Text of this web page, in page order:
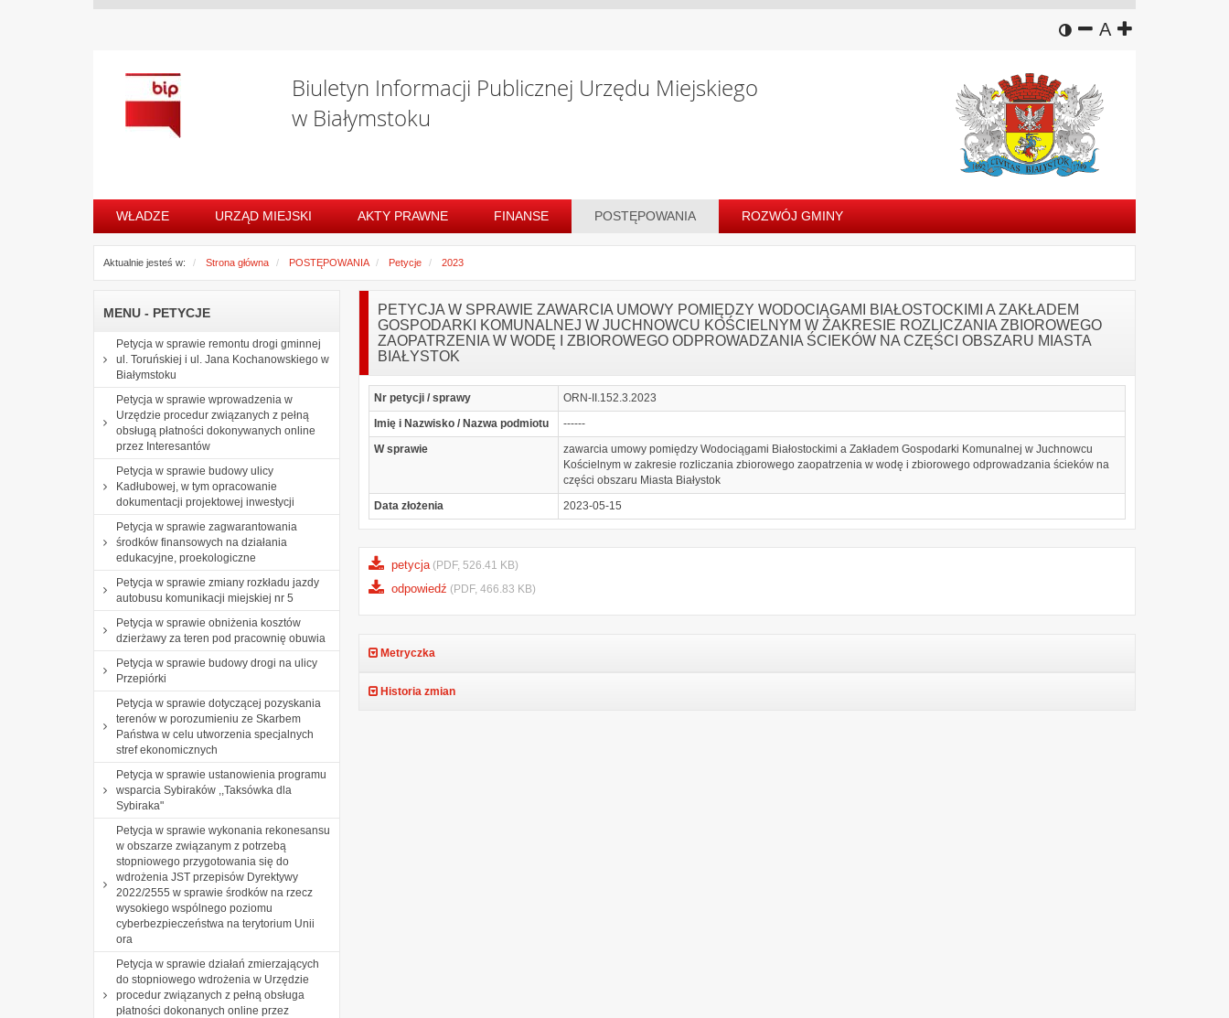
wersja kontrastowa
zmniejsz
Adomyślny
zwiększ
Biuletyn Informacji Publicznej Urzędu Miejskiego
w Białymstoku
WŁADZE URZĄD MIEJSKI AKTY PRAWNE FINANSE POSTĘPOWANIA ROZWÓJ GMINY
Aktualnie jesteś w: Strona główna POSTĘPOWANIA Petycje 2023
MENU - PETYCJE
Petycja w sprawie remontu drogi gminnej
ul. Toruńskiej i ul. Jana Kochanowskiego w
Białymstoku
Petycja w sprawie wprowadzenia w
Urzędzie procedur związanych z pełną
obsługą płatności dokonywanych online
przez Interesantów
Petycja w sprawie budowy ulicy
Kadłubowej, w tym opracowanie
dokumentacji projektowej inwestycji
Petycja w sprawie zagwarantowania
środków finansowych na działania
edukacyjne, proekologiczne
Petycja w sprawie zmiany rozkładu jazdy
autobusu komunikacji miejskiej nr 5
Petycja w sprawie obniżenia kosztów
dzierżawy za teren pod pracownię obuwia
Petycja w sprawie budowy drogi na ulicy
Przepiórki
Petycja w sprawie dotyczącej pozyskania
terenów w porozumieniu ze Skarbem
Państwa w celu utworzenia specjalnych
stref ekonomicznych
Petycja w sprawie ustanowienia programu
wsparcia Sybiraków ,,Taksówka dla
Sybiraka"
Petycja w sprawie wykonania rekonesansu
w obszarze związanym z potrzebą
stopniowego przygotowania się do
wdrożenia JST przepisów Dyrektywy
2022/2555 w sprawie środków na rzecz
wysokiego wspólnego poziomu
cyberbezpieczeństwa na terytorium Unii
ora
Petycja w sprawie działań zmierzających
do stopniowego wdrożenia w Urzędzie
procedur związanych z pełną obsługa
płatności dokonanych online przez
PETYCJA W SPRAWIE ZAWARCIA UMOWY POMIĘDZY WODOCIĄGAMI BIAŁOSTOCKIMI A ZAKŁADEM
GOSPODARKI KOMUNALNEJ W JUCHNOWCU KOŚCIELNYM W ZAKRESIE ROZLICZANIA ZBIOROWEGO
ZAOPATRZENIA W WODĘ I ZBIOROWEGO ODPROWADZANIA ŚCIEKÓW NA CZĘŚCI OBSZARU MIASTA
BIAŁYSTOK
Nr petycji / sprawy
ORN-II.152.3.2023
Imię i Nazwisko / Nazwa podmiotu
------
W sprawie
zawarcia umowy pomiędzy Wodociągami Białostockimi a Zakładem Gospodarki Komunalnej w Juchnowcu
Kościelnym w zakresie rozliczania zbiorowego zaopatrzenia w wodę i zbiorowego odprowadzania ścieków na
części obszaru Miasta Białystok
Data złożenia
2023-05-15
petycja (PDF, 526.41 KB)
odpowiedź (PDF, 466.83 KB)
Metryczka
Historia zmian